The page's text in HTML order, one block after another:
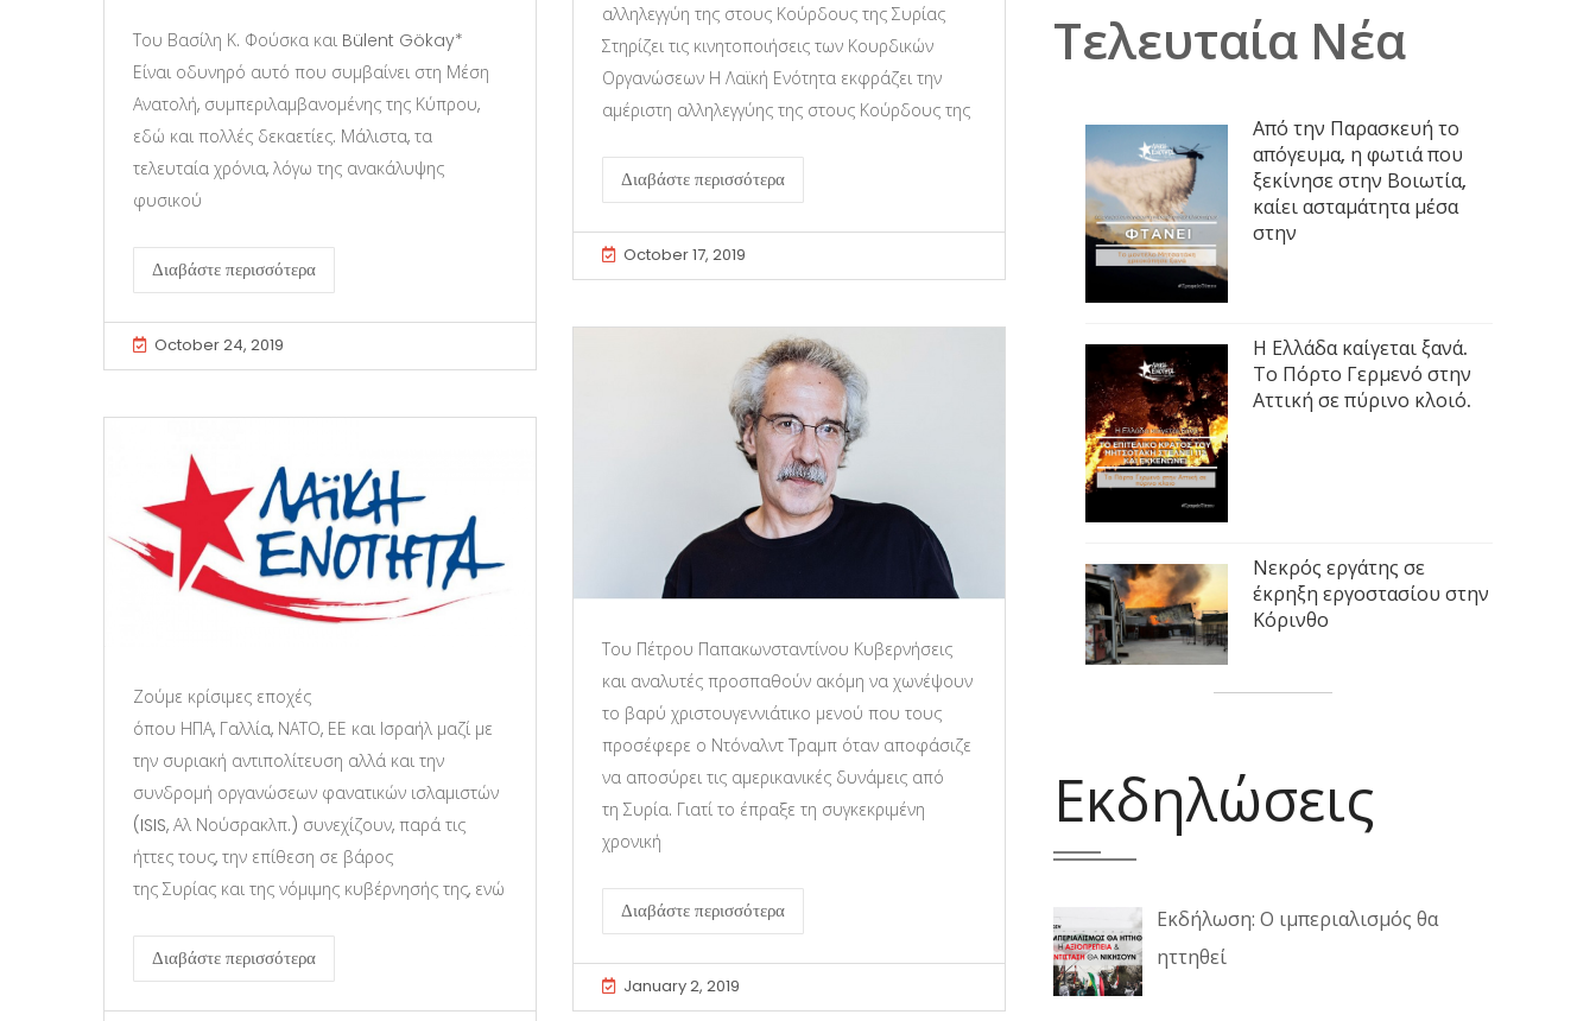
Του Βασίλη Κ. Φούσκα και Bülent Gökay*
Είναι οδυνηρό αυτό που συμβαίνει στη Μέση
Ανατολή, συμπεριλαμβανομένης της Κύπρου,
εδώ και πολλές δεκαετίες. Μάλιστα, τα
τελευταία χρόνια, λόγω της ανακάλυψης
φυσικού
Διαβάστε περισσότερα
October 24, 2019
αλληλεγγύη της στους Κούρδους της Συρίας
Στηρίζει τις κινητοποιήσεις των Κουρδικών
Οργανώσεων Η Λαϊκή Ενότητα εκφράζει την
αμέριστη αλληλεγγύης της στους Κούρδους της
Διαβάστε περισσότερα
October 17, 2019
Του Πέτρου Παπακωνσταντίνου Κυβερνήσεις
και αναλυτές προσπαθούν ακόμη να χωνέψουν
το βαρύ χριστουγεννιάτικο μενού που τους
προσέφερε ο Ντόναλντ Τραμπ όταν αποφάσιζε
να αποσύρει τις αμερικανικές δυνάμεις από
τη Συρία. Γιατί το έπραξε τη συγκεκριμένη
χρονική
Διαβάστε περισσότερα
January 2, 2019
Ζούμε κρίσιμες εποχές
όπου ΗΠΑ, Γαλλία, ΝΑΤΟ, ΕΕ και Ισραήλ μαζί με
την συριακή αντιπολίτευση αλλά και την
συνδρομή οργανώσεων φανατικών ισλαμιστών
(ISIS, Αλ Νούσρακλπ.) συνεχίζουν, παρά τις
ήττες τους, την επίθεση σε βάρος
της Συρίας και της νόμιμης κυβέρνησής της, ενώ
Διαβάστε περισσότερα
Τελευταία Νέα
Από την Παρασκευή το
απόγευμα, η φωτιά που
ξεκίνησε στην Βοιωτία,
καίει ασταμάτητα μέσα
στην
Η Ελλάδα καίγεται ξανά.
Το Πόρτο Γερμενό στην
Αττική σε πύρινο κλοιό.
Νεκρός εργάτης σε
έκρηξη εργοστασίου στην
Κόρινθο
Εκδηλώσεις
Εκδήλωση: Ο ιμπεριαλισμός θα
ηττηθεί